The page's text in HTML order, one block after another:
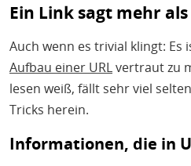
Ein Link sagt mehr
Auch wenn es trivial klingt: Es
Aufbau einer URLvertraut zu
lesen weiß, fällt sehr viel
Tricks herein.
Informationen, die in